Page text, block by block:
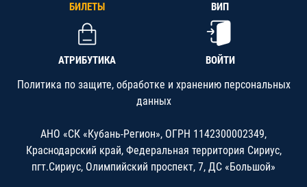
БИЛЕТЫ ВИП
АТРИБУТИКА ВОЙТИ
Политика по защите, обработке и хранению персональных
данных
АНО «СК «Кубань-Регион», ОГРН 1142300002349,
Краснодарский край, Федеральная территория Сириус,
пгт.Сириус, Олимпийский проспект, 7, ДС «Большой»